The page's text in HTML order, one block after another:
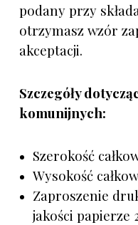
podany przy
otrzymasz wzór
akceptacji.
Szczegóły
komunijnych:
Szerokość
Wysokość
Zaproszenie
jakości papierze